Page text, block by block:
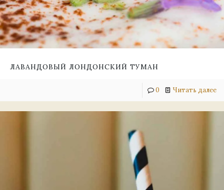
ЛАВАНДОВЫЙ ЛОНДОНСКИЙ ТУМАН
0 Читать далее